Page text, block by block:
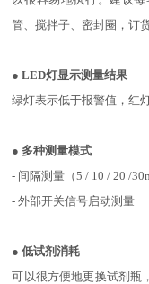
管、搅拌子、密封圈，订
●LED灯显示测量结果
绿灯表示低于报警值，红
● 多种测量模式
- 间隔测量（5 / 10 / 20 /
- 外部开关信号启动测量
●低试剂消耗
可以很方便地更换试剂瓶